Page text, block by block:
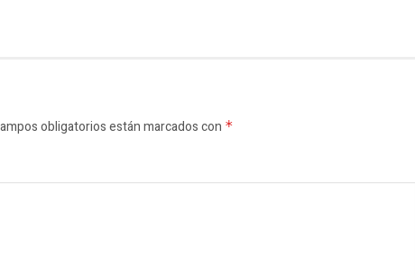
obligatorios están marcados con *